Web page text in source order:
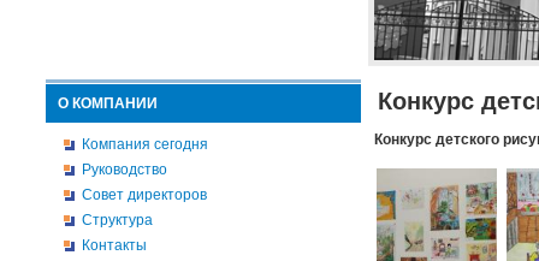
О КОМПАНИИ
Компания сегодня
Руководство
Совет директоров
Структура
Контакты
Конкурс
Конкурс детского